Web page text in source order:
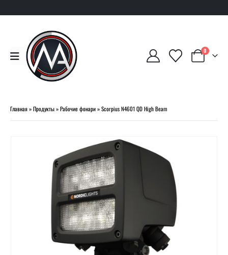
0
Главная»Продукты»Рабочие фонари»Scorpius N4601 QD High Beam